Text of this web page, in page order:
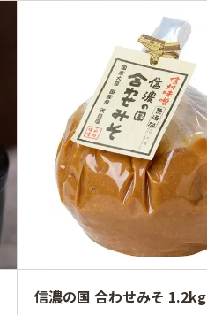
信濃の国 合わせみそ 1.2kg